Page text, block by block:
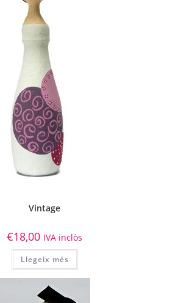
Vintage
€18,00 IVA inclòs
Llegeix més